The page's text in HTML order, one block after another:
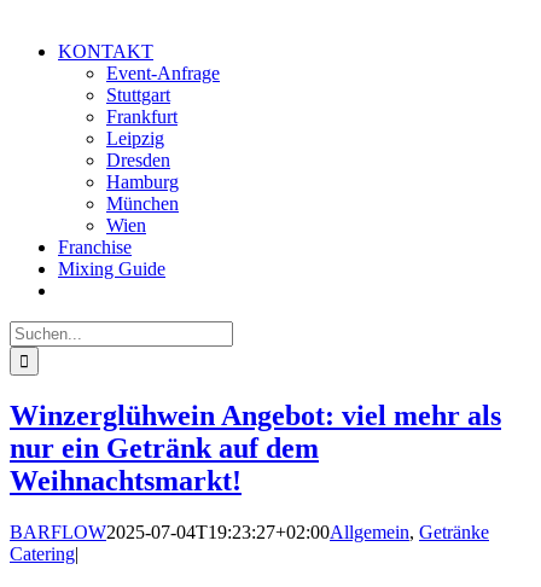
KONTAKT
Event-Anfrage
Stuttgart
Frankfurt
Leipzig
Dresden
Hamburg
München
Wien
Franchise
Mixing Guide
Suche
nach:
Winzerglühwein Angebot: viel mehr als
nur ein Getränk auf dem
Weihnachtsmarkt!
BARFLOW2025-07-04T19:23:27+02:00Allgemein, Getränke
Catering|